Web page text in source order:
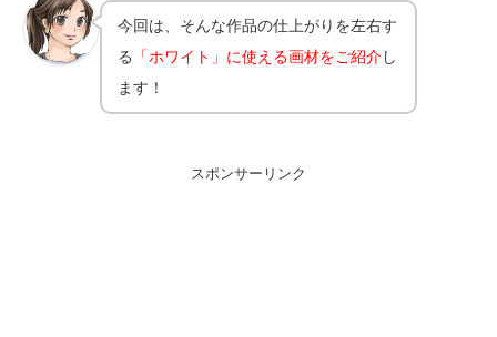
今回は、そんな作品の仕上がりを左右す
る
「ホワイト」に使える画材をご紹介 し
ます！
スポンサーリンク